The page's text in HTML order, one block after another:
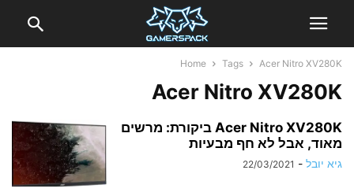
Home Tags Acer Nitro XV280K
Acer Nitro XV280K
Acer Nitro XV280K ביקורת: מרשים
מאוד, אבל לא חף מבעיות
גיא יובל -
22/03/2021